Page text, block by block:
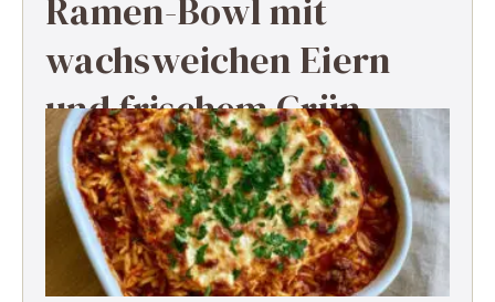
Ramen-Bowl mit
wachsweichen Eiern
und frischem Grün